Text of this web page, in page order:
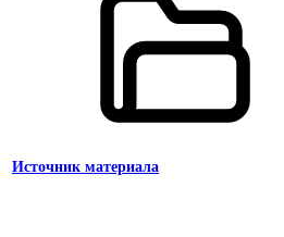
Источник материала